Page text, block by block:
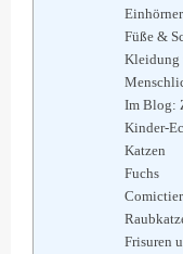
Füße &
Kleidung
Im Blog:
Kinder-
Katzen
Fuchs
Frisuren